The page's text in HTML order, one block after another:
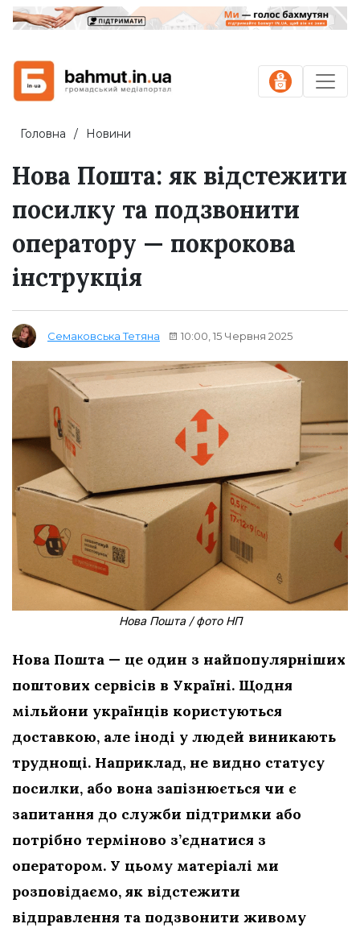
Головна Новини
Нова Пошта: як відстежити
посилку та подзвонити
оператору — покрокова
інструкція
Семаковська Тетяна 10:00, 15 Червня 2025
Нова Пошта / фото НП
Нова Пошта — це один з найпопулярніших
поштових сервісів в Україні. Щодня
мільйони українців користуються
доставкою, але іноді у людей виникають
труднощі. Наприклад, не видно статусу
посилки, або вона запізнюється чи є
запитання до служби підтримки або
потрібно терміново з’єднатися з
оператором. У цьому матеріалі ми
розповідаємо, як відстежити
відправлення та подзвонити живому